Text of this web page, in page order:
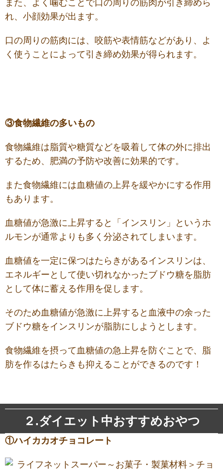
また、よく噛むことで口の周りの筋肉が引き締めら
れ、小顔効果が出ます。
口の周りの筋肉には、咬筋や表情筋などがあり、よ
く使うことによって引き締め効果が得られます。
③食物繊維の多いもの
食物繊維は脂質や糖質などを吸着して体の外に排出
するため、肥満の予防や改善に効果的です。
また食物繊維には血糖値の上昇を緩やかにする作用
もあります。
血糖値が急激に上昇すると「インスリン」というホ
ルモンが通常よりも多く分泌されてしまいます。
血糖値を一定に保つはたらきがあるインスリンは、
エネルギーとして使い切れなかったブドウ糖を脂肪
として体に蓄える作用を促します。
そのため血糖値が急激に上昇すると血液中の余った
ブドウ糖をインスリンが脂肪にしようとします。
食物繊維を摂って血糖値の急上昇を防ぐことで、脂
肪を作るはたらきも抑えることができるのです！
２.ダイエット中おすすめおやつ
①ハイカカオチョコレート